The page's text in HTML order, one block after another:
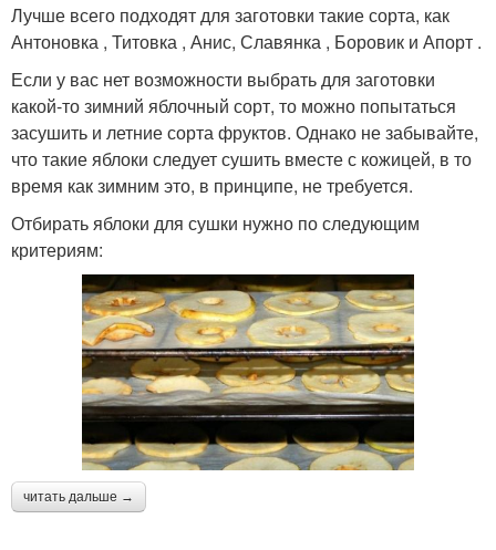
Лучше всего подходят для заготовки такие сорта, как
Антоновка , Титовка , Анис, Славянка , Боровик и Апорт .
Если у вас нет возможности выбрать для заготовки
какой-то зимний яблочный сорт, то можно попытаться
засушить и летние сорта фруктов. Однако не забывайте,
что такие яблоки следует сушить вместе с кожицей, в то
время как зимним это, в принципе, не требуется.
Отбирать яблоки для сушки нужно по следующим
критериям:
читать дальше →